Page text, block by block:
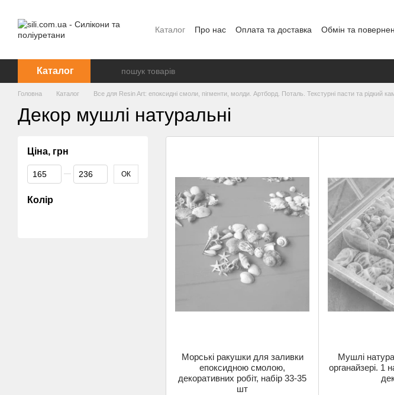
Каталог Про нас Оплата та доставка Обмін та
Каталог
Головна Каталог Все для Resin Art: епоксидні смоли, пігменти, молди. Артборд. Поталь. Текстурні пасти та рідкий
Декор мушлі натуральні
Морські ракушки для заливки
епоксидною смолою,
декоративних робіт, набір 33-35
шт
Мушлі
органайзері. 1
Ціна, грн
Від Ціна, грн
До Ціна, грн ОК
Колір